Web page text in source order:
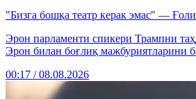
"Бизга бошқа театр керак эмас" —
Эрон парламенти спикери Трампни
Эрон билан боғлиқ мажбуриятларини
00:17 / 08.08.2026